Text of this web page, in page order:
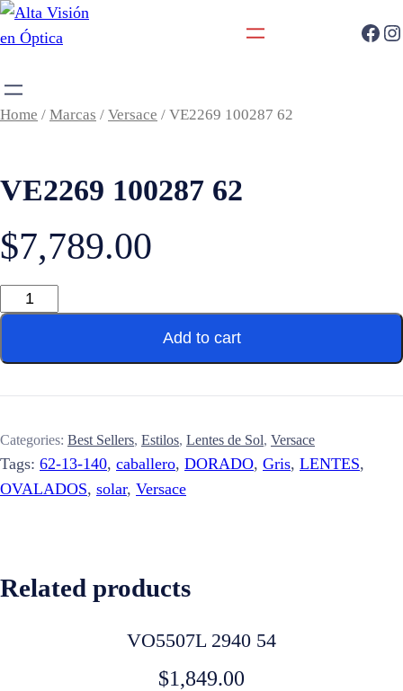
Home / Marcas / Versace / VE2269 100287 62
VE2269 100287 62
$7,789.00
Add to cart
Categories: Best Sellers, Estilos, Lentes de Sol, Versace
Tags: 62-13-140, caballero, DORADO, Gris, LENTES,
OVALADOS, solar, Versace
Related products
VO5507L 2940 54
$1,849.00